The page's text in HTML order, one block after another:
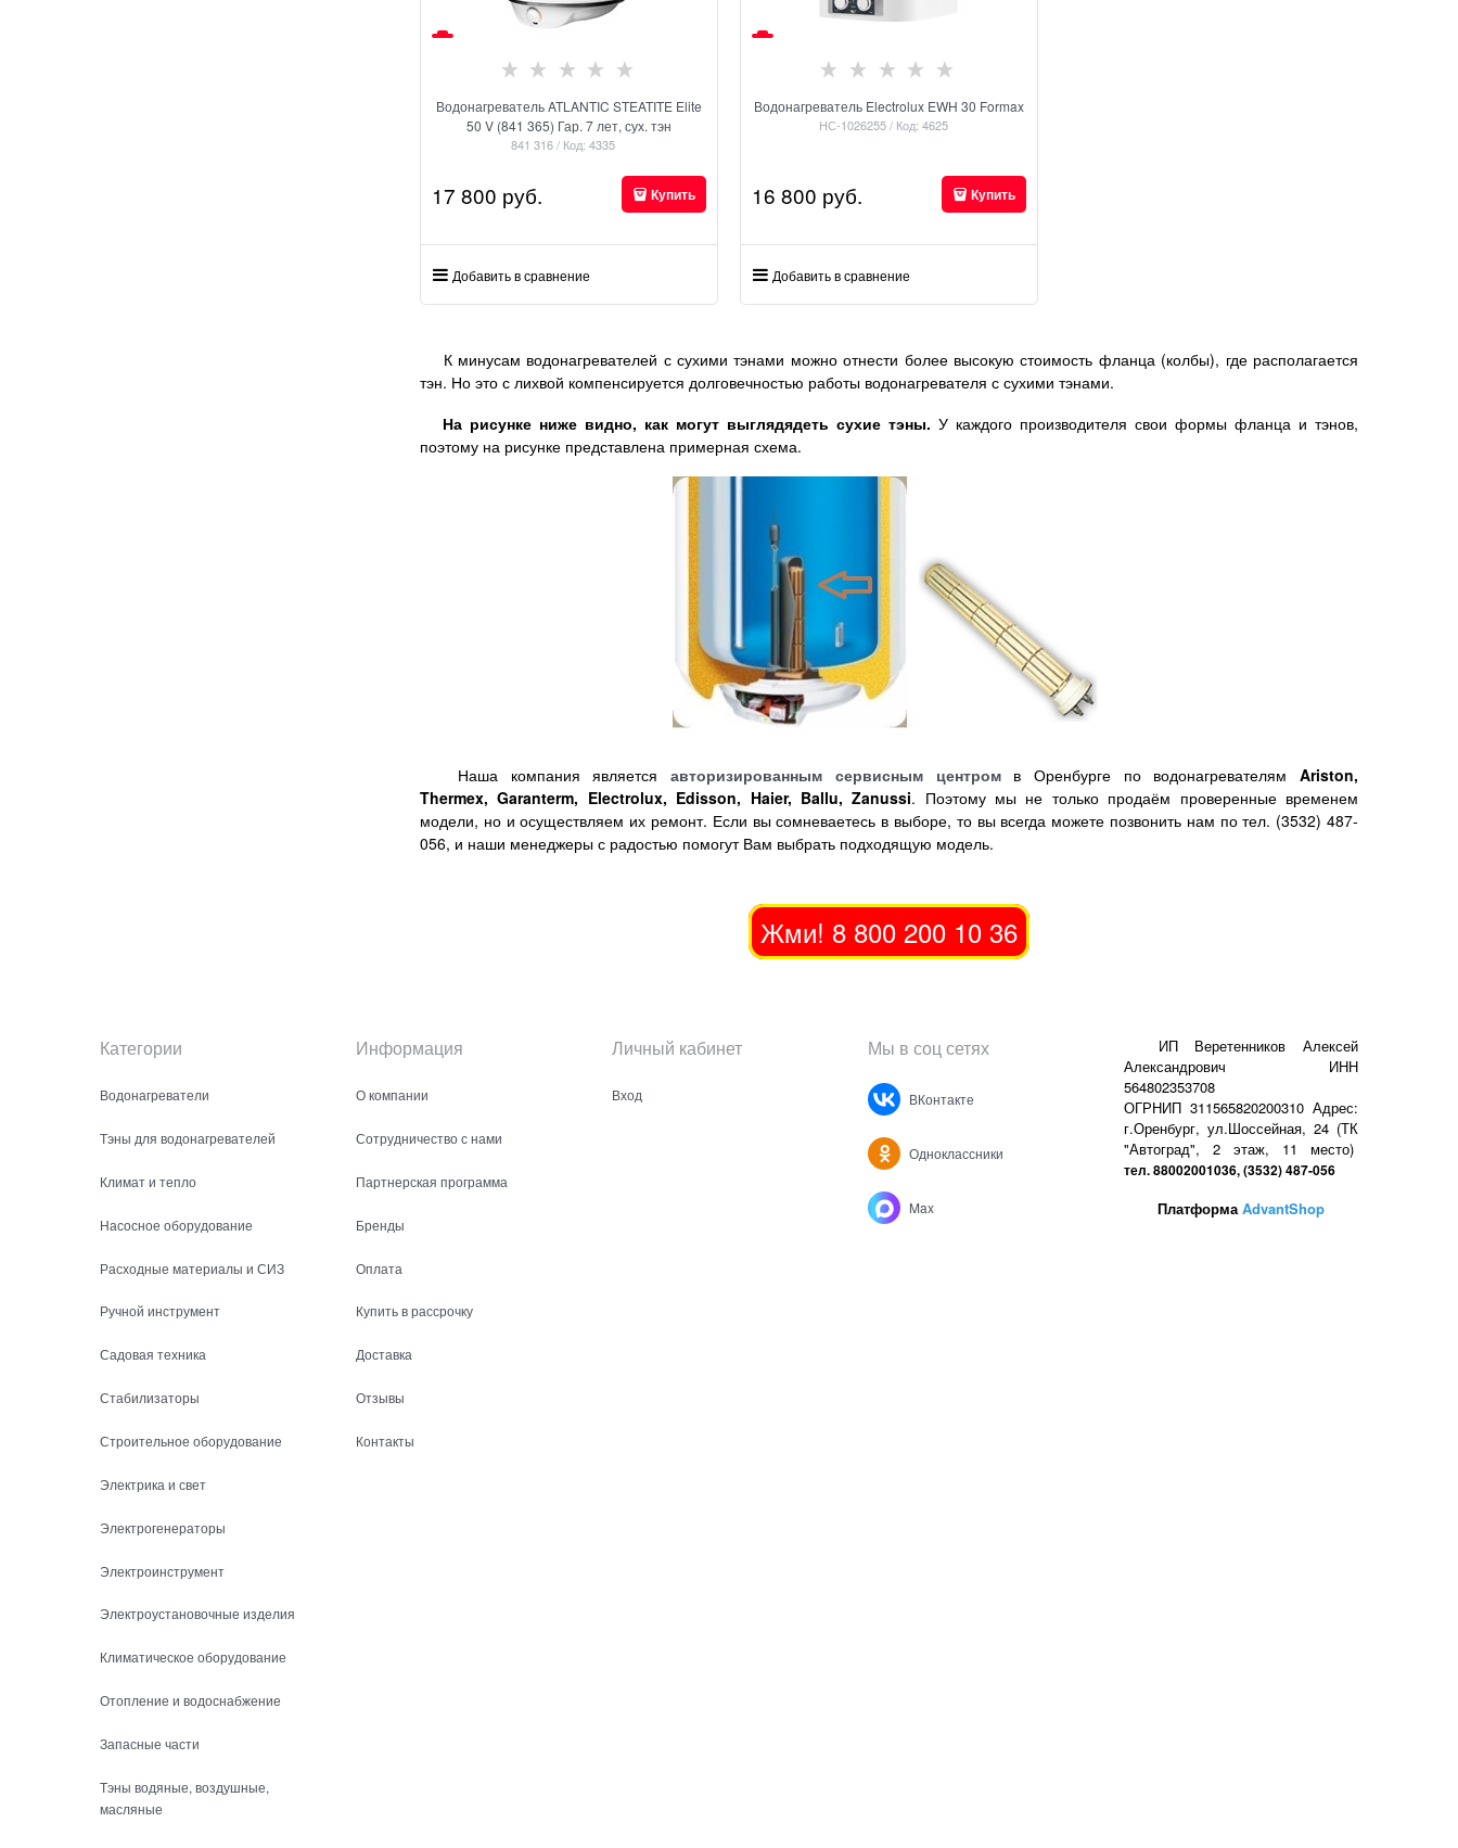
Водонагреватель ATLANTIC STEATITE Elite
50 V (841 365) Гар. 7 лет, сух. тэн
841 316 / Код: 4335
17 800 руб. Купить
Добавить в сравнение
Водонагреватель Electrolux EWH 30 Formax
НС-1026255 / Код: 4625
16 800 руб. Купить
Добавить в сравнение
К минусам водонагревателей с сухими тэнами можно отнести более высокую стоимость фланца (колбы), где располагается
тэн. Но это с лихвой компенсируется долговечностью работы водонагревателя с сухими тэнами.
На рисунке ниже видно, как могут выглядядеть сухие тэны. У каждого производителя свои формы фланца и тэнов,
поэтому на рисунке представлена примерная схема.
Наша компания являетсяавторизированным сервисным центромв Оренбурге по водонагревателямAriston,
Thermex, Garanterm, Electrolux, Edisson, Haier, Ballu, Zanussi. Поэтому мы не только продаём проверенные временем
модели, но и осуществляем их ремонт. Если вы сомневаетесь в выборе, то вы всегда можете позвонить нам по тел. (3532) 487-
056, и наши менеджеры с радостью помогут Вам выбрать подходящую модель.
Жми! 8 800 200 10 36
Категории
Водонагреватели
Тэны для водонагревателей
Климат и тепло
Насосное оборудование
Расходные материалы и СИЗ
Ручной инструмент
Садовая техника
Стабилизаторы
Строительное оборудование
Электрика и свет
Электрогенераторы
Электроинструмент
Электроустановочные изделия
Климатическое оборудование
Отопление и водоснабжение
Запасные части
Тэны водяные, воздушные,
масляные
Информация
О компании
Сотрудничество с нами
Партнерская программа
Бренды
Оплата
Купить в рассрочку
Доставка
Отзывы
Контакты
Личный кабинет
Вход
Мы в соц сетях
ВКонтакте
Одноклассники
Max
ИП Веретенников Алексей
Александрович ИНН
564802353708
ОГРНИП 311565820200310 Адрес:
г.Оренбург, ул.Шоссейная, 24 (ТК
"Автоград", 2 этаж, 11 место)
тел. 88002001036, (3532) 487-056
ПлатформаAdvantShop